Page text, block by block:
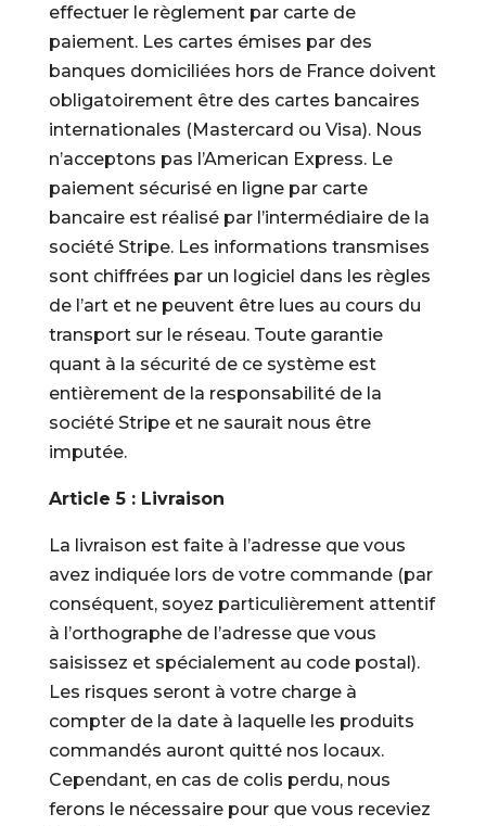
effectuer le règlement par carte de
paiement. Les cartes émises par des
banques domiciliées hors de France doivent
obligatoirement être des cartes bancaires
internationales (Mastercard ou Visa). Nous
n’acceptons pas l’American Express. Le
paiement sécurisé en ligne par carte
bancaire est réalisé par l’intermédiaire de la
société Stripe. Les informations transmises
sont chiffrées par un logiciel dans les règles
de l’art et ne peuvent être lues au cours du
transport sur le réseau. Toute garantie
quant à la sécurité de ce système est
entièrement de la responsabilité de la
société Stripe et ne saurait nous être
imputée.
Article 5 : Livraison
La livraison est faite à l’adresse que vous
avez indiquée lors de votre commande (par
conséquent, soyez particulièrement attentif
à l’orthographe de l’adresse que vous
saisissez et spécialement au code postal).
Les risques seront à votre charge à
compter de la date à laquelle les produits
commandés auront quitté nos locaux.
Cependant, en cas de colis perdu, nous
ferons le nécessaire pour que vous receviez